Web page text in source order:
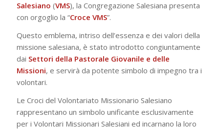
Salesiano (VMS), la Congregazione Salesiana presenta
con orgoglio la “Croce VMS”.
Questo emblema, intriso dell’essenza e dei valori della
missione salesiana, è stato introdotto congiuntamente
dai Settori della Pastorale Giovanile e delle
Missioni, e servirà da potente simbolo di impegno tra i
volontari.
Le Croci del Volontariato Missionario Salesiano
rappresentano un simbolo unificante esclusivamente
per i Volontari Missionari Salesiani ed incarnano la loro